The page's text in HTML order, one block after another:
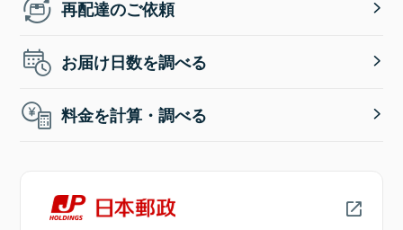
再配達のご依頼
お届け日数を調べる
料金を計算・調べる